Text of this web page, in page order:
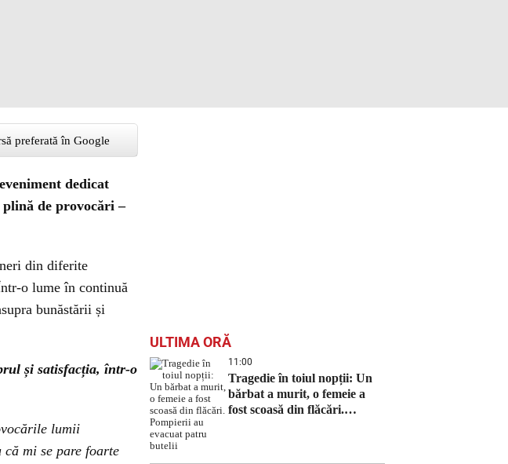
preferată în Google
dedicat
de provocări –
din diferite
o lume în continuă
bunăstării și
și satisfacția, într-o
lumii
mi se pare foarte
ULTIMA ORĂ
11:00
Tragedie în toiul nopții: Un
bărbat a murit, o femeie a
fost scoasă din flăcări.